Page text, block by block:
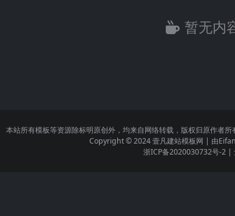
暂无内
本站所有模板等资源除标明原创外，均来自网络转载，版权归原作者
Copyright © 2024壹凡建站模板网 | 由
浙ICP备2020030732号-2|